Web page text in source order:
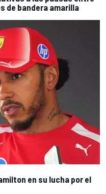
de bandera amarilla
en su lucha por el